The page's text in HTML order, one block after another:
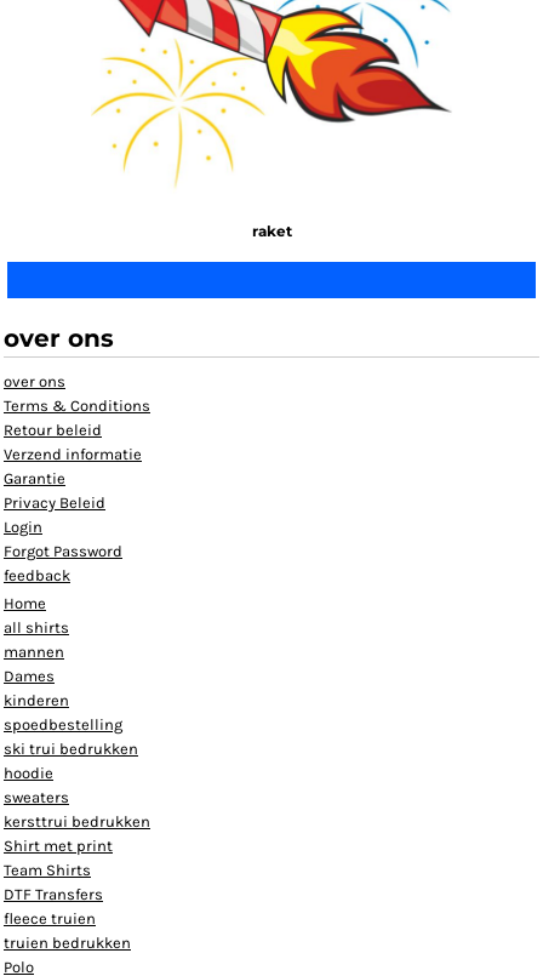
raket
over ons
over ons
Terms & Conditions
Retour beleid
Verzend informatie
Garantie
Privacy Beleid
Login
Forgot Password
feedback
Home
all shirts
mannen
Dames
kinderen
spoedbestelling
ski trui bedrukken
hoodie
sweaters
kersttrui bedrukken
Shirt met print
Team Shirts
DTF Transfers
fleece truien
truien bedrukken
Polo